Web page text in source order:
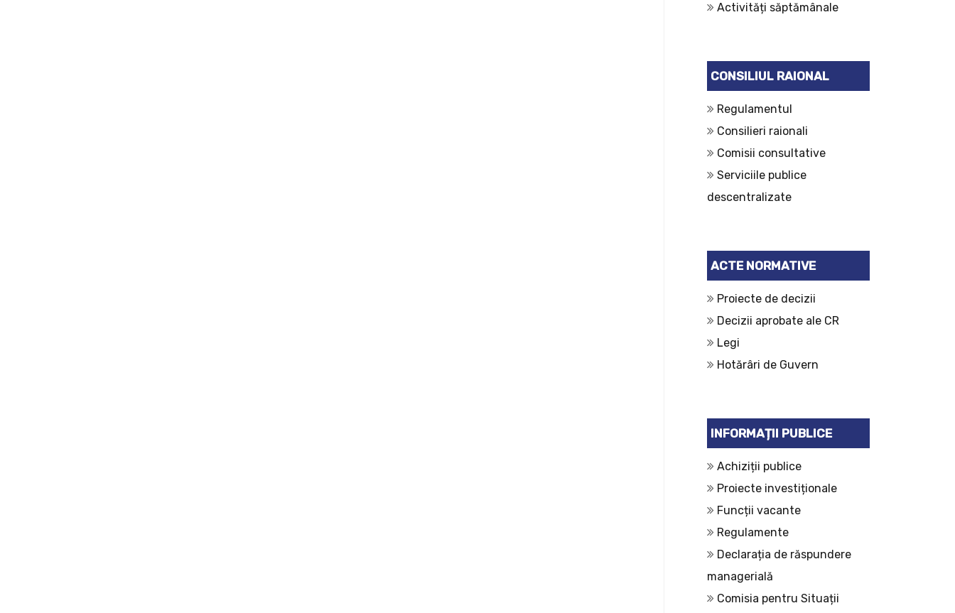
Activități săptămânale
CONSILIUL RAIONAL
Regulamentul
Consilieri raionali
Comisii consultative
Serviciile publice
descentralizate
ACTE NORMATIVE
Proiecte de decizii
Decizii aprobate ale CR
Legi
Hotărâri de Guvern
INFORMAȚII PUBLICE
Achiziții publice
Proiecte investiționale
Funcții vacante
Regulamente
Declarația de răspundere
managerială
Comisia pentru Situații